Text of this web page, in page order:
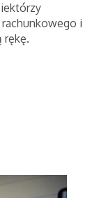
i
rękę.